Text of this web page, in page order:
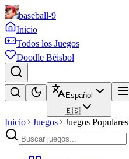
baseball-9
Inicio
Todos los Juegos
Doodle Béisbol
Español
🇪🇸
Inicio Juegos Juegos Populares